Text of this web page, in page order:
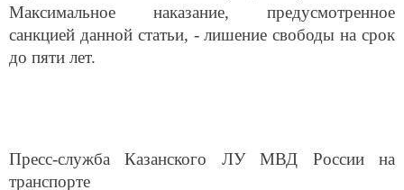
санкцией данной статьи, - лишение свободы на срок
до пяти лет.
транспорте